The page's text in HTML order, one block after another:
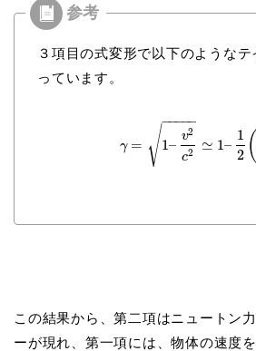
３項目の式変形で以下のような
っています。
γ = 1–
v2
c2
− −
−−−
√ ≃ 1–
1
2 (
この結果から、第二項はニュートン
ーが現れ、第一項には、物体の速度を